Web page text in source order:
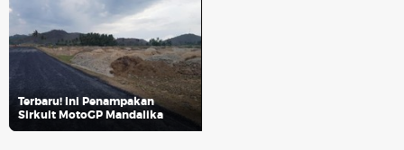
Terbaru! Ini Penampakan
Sirkuit MotoGP Mandalika